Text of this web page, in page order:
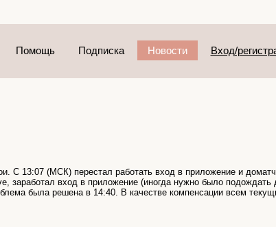
Помощь Подписка Новости Вход/
С 13:07 (МСК) перестал работать вход в приложение и
заработал вход в приложение (иногда нужно было подождать
была решена в 14:40. В качестве компенсации всем